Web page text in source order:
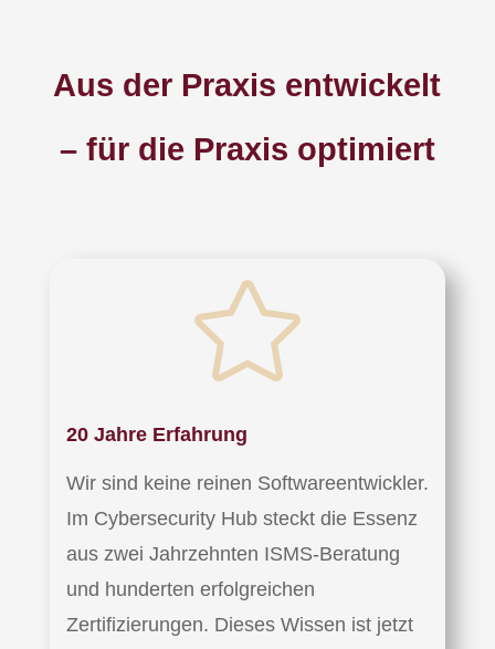
Aus der Praxis entwickelt
– für die Praxis optimiert

20 Jahre Erfahrung
Wir sind keine reinen Softwareentwickler.
Im Cybersecurity Hub steckt die Essenz
aus zwei Jahrzehnten ISMS-Beratung
und hunderten erfolgreichen
Zertifizierungen. Dieses Wissen ist jetzt